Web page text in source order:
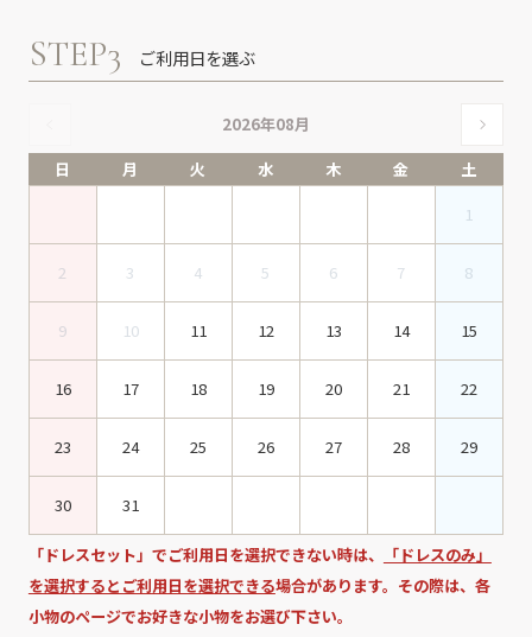
STEP3 ご利用日を選ぶ
2026年08月
日
月 火 水 木 金
土
1
2 3 4 5 6 7 8
9 10 11 12 13 14 15
16 17 18 19 20 21 22
23 24 25 26 27 28 29
30 31
「ドレスセット」でご利用日を選択できない時は、
「ドレスのみ」
を選択するとご利用日を選択できる場合があります。その際は、各
小物のページでお好きな小物をお選び下さい。